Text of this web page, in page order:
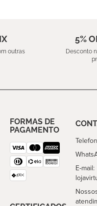
outras
5%
Desconto
FORMAS DE
PAGAMENTO
E-mail: